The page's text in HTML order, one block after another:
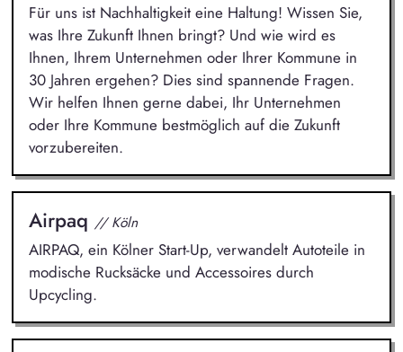
Für uns ist Nachhaltigkeit eine Haltung! Wissen Sie,
was Ihre Zukunft Ihnen bringt? Und wie wird es
Ihnen, Ihrem Unternehmen oder Ihrer Kommune in
30 Jahren ergehen? Dies sind spannende Fragen.
Wir helfen Ihnen gerne dabei, Ihr Unternehmen
oder Ihre Kommune bestmöglich auf die Zukunft
vorzubereiten.
Airpaq // Köln
AIRPAQ, ein Kölner Start-Up, verwandelt Autoteile in
modische Rucksäcke und Accessoires durch
Upcycling.